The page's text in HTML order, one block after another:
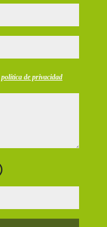
política de privacidad